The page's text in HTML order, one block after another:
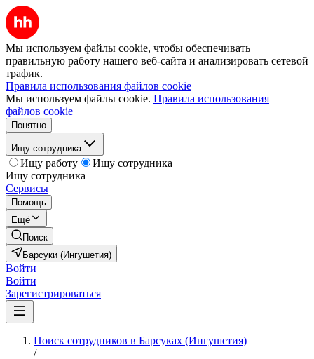
Мы используем файлы cookie, чтобы обеспечивать
правильную работу нашего веб-сайта и анализировать сетевой
трафик.
Правила использования файлов cookie
Мы используем файлы cookie. Правила использования
файлов cookie
Понятно
Ищу сотрудника
Ищу работу
Ищу сотрудника
Ищу сотрудника
Сервисы
Помощь
Ещё
Поиск
Барсуки (Ингушетия)
Войти
Войти
Зарегистрироваться
Поиск сотрудников в Барсуках (Ингушетия)
/